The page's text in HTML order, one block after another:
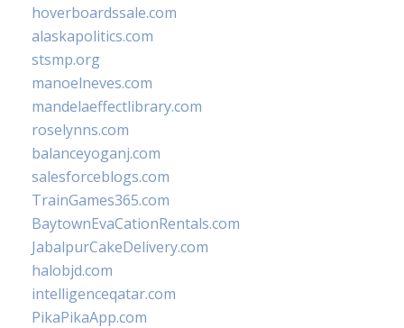
hoverboardssale.com
alaskapolitics.com
stsmp.org
manoelneves.com
mandelaeffectlibrary.com
roselynns.com
balanceyoganj.com
salesforceblogs.com
TrainGames365.com
BaytownEvaCationRentals.com
JabalpurCakeDelivery.com
halobjd.com
intelligenceqatar.com
PikaPikaApp.com